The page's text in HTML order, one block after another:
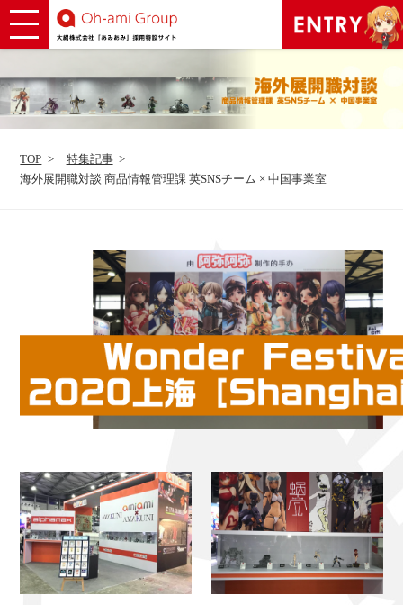
TOP
特集記事
海外展開職対談 商品情報管理課 英SNSチーム × 中国事業室